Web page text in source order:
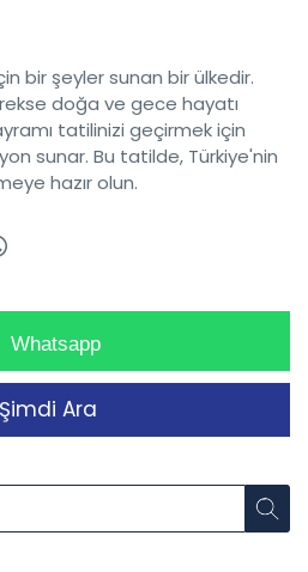
bir şeyler sunan bir ülkedir.
doğa ve gece hayatı
tatilinizi geçirmek için
sunar. Bu tatilde, Türkiye'nin
hazır olun.
Whatsapp
Şimdi Ara